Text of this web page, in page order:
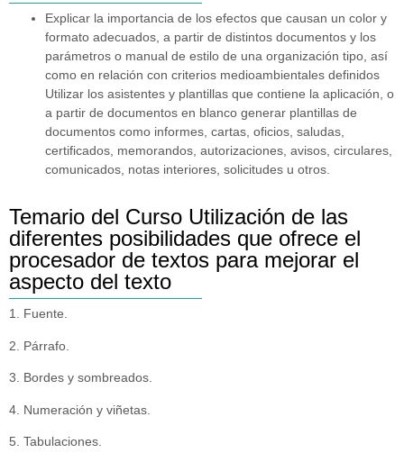
Explicar la importancia de los efectos que causan un color y
formato adecuados, a partir de distintos documentos y los
parámetros o manual de estilo de una organización tipo, así
como en relación con criterios medioambientales definidos
Utilizar los asistentes y plantillas que contiene la aplicación, o
a partir de documentos en blanco generar plantillas de
documentos como informes, cartas, oficios, saludas,
certificados, memorandos, autorizaciones, avisos, circulares,
comunicados, notas interiores, solicitudes u otros.
Temario del Curso Utilización de las
diferentes posibilidades que ofrece el
procesador de textos para mejorar el
aspecto del texto
1. Fuente.
2. Párrafo.
3. Bordes y sombreados.
4. Numeración y viñetas.
5. Tabulaciones.